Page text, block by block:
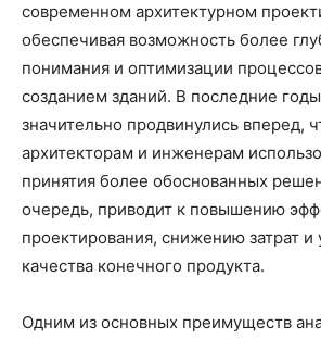
современном архитектурном
обеспечивая возможность более
понимания и оптимизации
созданием зданий. В последние
значительно продвинулись вперед,
архитекторам и инженерам
принятия более обоснованных
очередь, приводит к повышению
проектирования, снижению затрат
качества конечного продукта.
Одним из основных преимуществ